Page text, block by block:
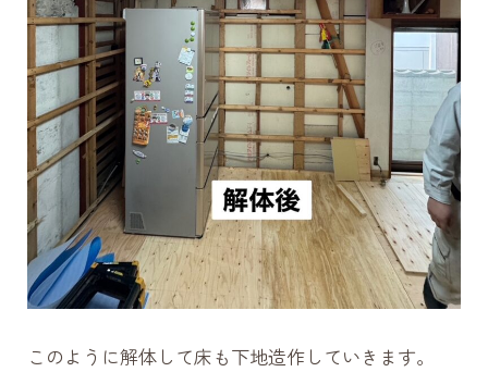
このように解体して床も下地造作していきます。